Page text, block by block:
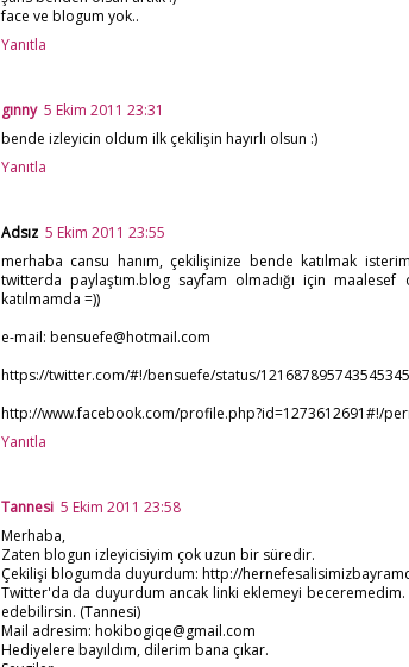
face ve blogum yok..
Yanıtla
gınny 5 Ekim 2011 23:31
bende izleyicin oldum ilk çekilişin hayırlı olsun :)
Yanıtla
Adsız 5 Ekim 2011 23:55
merhaba cansu hanım, çekilişinize bende katılmak
twitterda paylaştım.blog sayfam olmadığı için maalesef
katılmamda =))
e-mail: bensuefe@hotmail.com
https://twitter.com/#!/bensuefe/status/121687895743545345
http://www.facebook.com/profile.php?id=1273612691#!/
Yanıtla
Tannesi 5 Ekim 2011 23:58
Merhaba,
Zaten blogun izleyicisiyim çok uzun bir süredir.
Çekilişi blogumda duyurdum: http://
Twitter'da da duyurdum ancak linki eklemeyi
edebilirsin. (Tannesi)
Mail adresim: hokibogiqe@gmail.com
Hediyelere bayıldım, dilerim bana çıkar.